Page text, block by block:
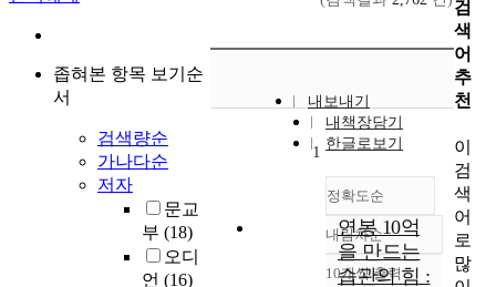
좁혀본 항목 보기순
서
검색량순
가나다순
저자
문교
부 (18)
오디
언 (16)
내보내기
내책장담기
한글로보기
정확도순
정확도
순
내림차순
내림차순
10개씩 출력
1
연봉 10억
을 만드는
습관의 힘 :
검
색
어
추
천
이
검
색
어
로
많